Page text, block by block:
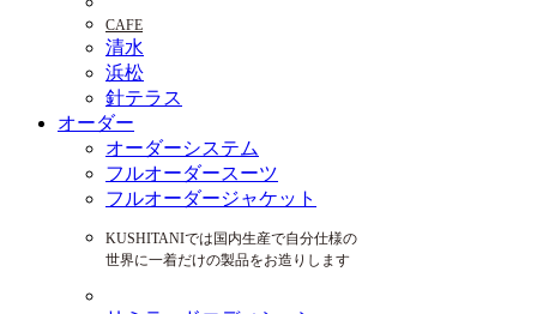
CAFE
清水
浜松
針テラス
オーダー
オーダーシステム
フルオーダースーツ
フルオーダージャケット
KUSHITANIでは国内生産で自分仕様の
世界に一着だけの製品をお造りします